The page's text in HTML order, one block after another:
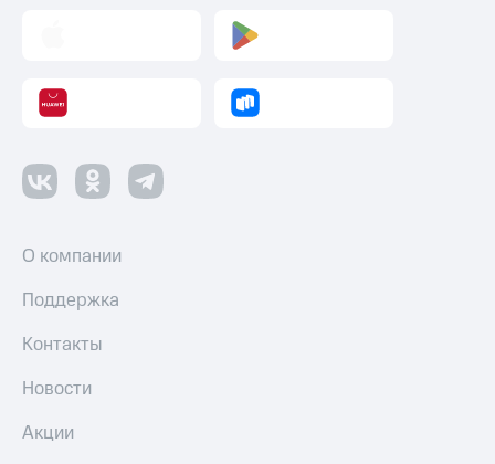
О компании
Поддержка
Контакты
Новости
Акции